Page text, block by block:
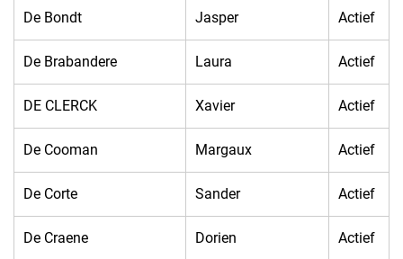
De Bondt Jasper Actief
De Brabandere Laura Actief
DE CLERCK Xavier Actief
De Cooman Margaux Actief
De Corte Sander Actief
De Craene Dorien Actief